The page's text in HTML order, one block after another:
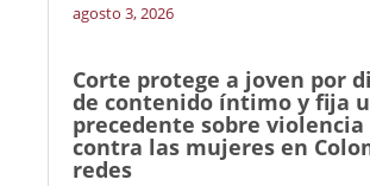
agosto 3, 2026
Corte protege a joven por
de contenido íntimo y fija
precedente sobre
contra las mujeres en
redes